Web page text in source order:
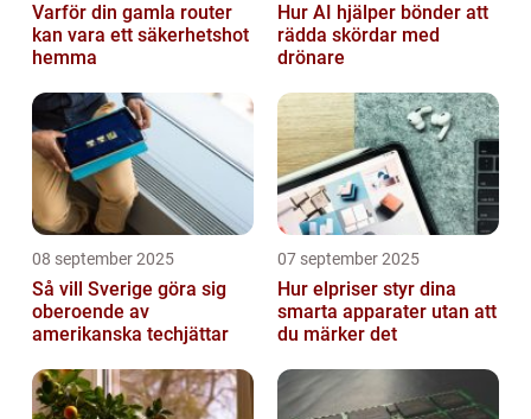
Varför din gamla router
kan vara ett säkerhetshot
hemma
Hur AI hjälper bönder att
rädda skördar med
drönare
08 september 2025
Så vill Sverige göra sig
oberoende av
amerikanska techjättar
07 september 2025
Hur elpriser styr dina
smarta apparater utan att
du märker det